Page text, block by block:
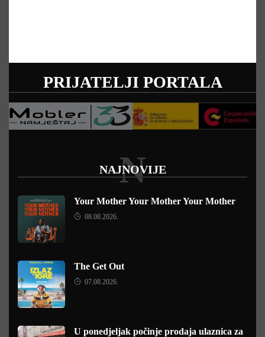
PRIJATELJI PORTALA
NAJNOVIJE
N
Your Mother Your Mother Your Mother
08.08.2026.
The Get Out
07.08.2026.
U ponedjeljak počinje prodaja ulaznica za